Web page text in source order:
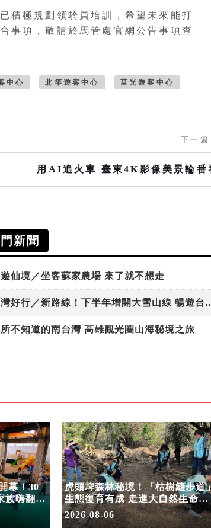
積極規劃領騎員培訓，希望未來能打
事項，敬請於馬管處官網公告事項查
中心 北竿遊客中心 莒光遊客中心
下一篇
用AI追火車 臺東4K影像美景輪番
新聞
仙境／坐客蘇家農場 來了就不想走
台灣好行／新路線！下
不知道的南台灣 高雄觀光圈山海秘境之旅
幕！30
族嗨翻暑
虎頭埤森林秘境！「枯樹籬步道
生態復育有成 走進大自然生命教
室
2026-08-06